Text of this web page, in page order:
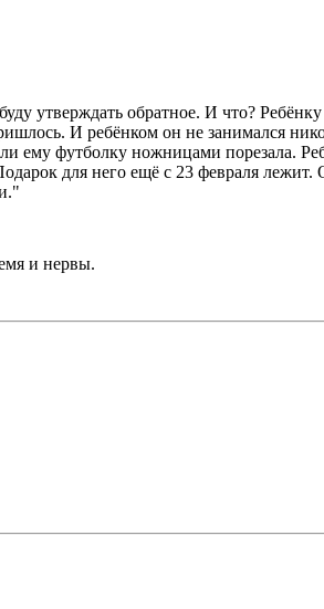
утверждать обратное. И что?
И ребёнком он не занимался
ему футболку ножницами порезала.
для него ещё с 23 февраля
и нервы.